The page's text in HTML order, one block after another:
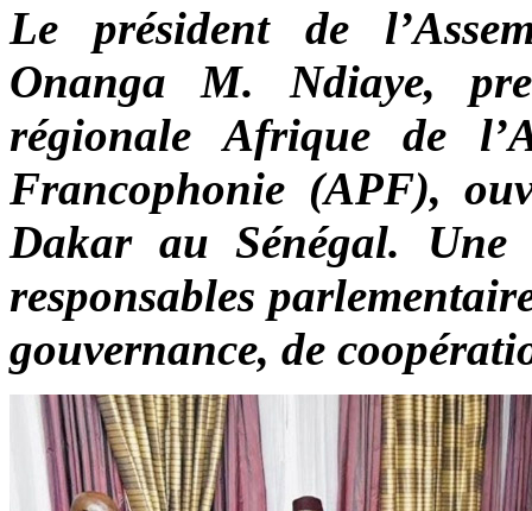
Le président de
Onanga M. Ndiaye,
régionale Afrique de
Francophonie (APF),
Dakar au Sénégal.
responsables
gouvernance, de